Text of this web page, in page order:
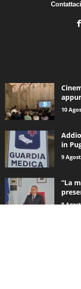
10
in
9
“La
8